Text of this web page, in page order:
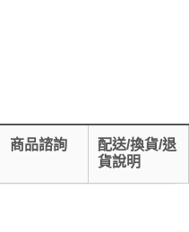
商品諮詢
配送/換貨/退
貨說明